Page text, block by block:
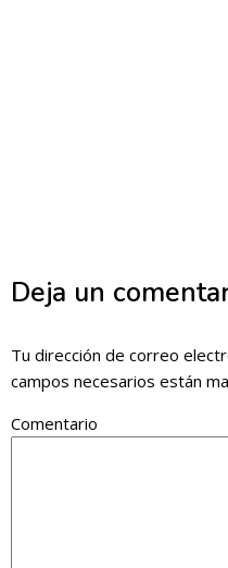
Deja un
Tu dirección de correo
campos necesarios están
Comentario